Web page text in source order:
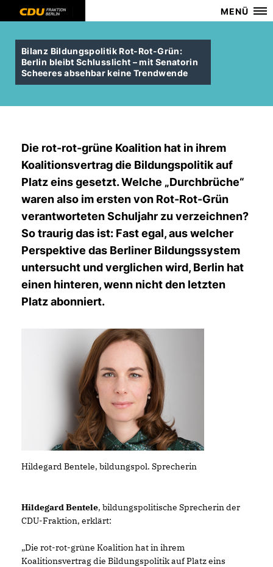
MENÜ
Bilanz Bildungspolitik Rot-Rot-Grün:
Berlin bleibt Schlusslicht – mit Senatorin
Scheeres absehbar keine Trendwende
Die rot-rot-grüne Koalition hat in ihrem
Koalitionsvertrag die Bildungspolitik auf
Platz eins gesetzt. Welche „Durchbrüche“
waren also im ersten von Rot-Rot-Grün
verantworteten Schuljahr zu verzeichnen?
So traurig das ist: Fast egal, aus welcher
Perspektive das Berliner Bildungssystem
untersucht und verglichen wird, Berlin hat
einen hinteren, wenn nicht den letzten
Platz abonniert.
Hildegard Bentele, bildungspol. Sprecherin
Hildegard Bentele, bildungspolitische Sprecherin der
CDU-Fraktion, erklärt:
Die rot-rot-grüne Koalition hat in ihrem
Koalitionsvertrag die Bildungspolitik auf Platz eins